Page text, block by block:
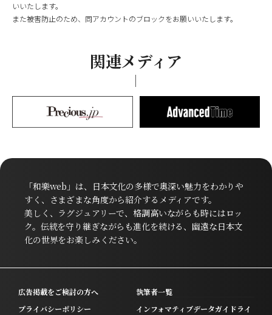
いいたします。
また被害防止のため、同アカウントのブロックをお願いいたします。
関連メディア
「和樂web」は、日本文化の多様で奥深い魅力をわかりや
すく、さまざまな角度から紹介するメディアです。
美しく、ラグジュアリーで、格調高いながらも時にはロッ
ク。伝統を守り継ぎながらも進化を続ける、幽遠な日本文
化の世界をお楽しみください。
広告掲載をご検討の方へ
執筆者一覧
プライバシーポリシー
インフォマティブデータガイドライ